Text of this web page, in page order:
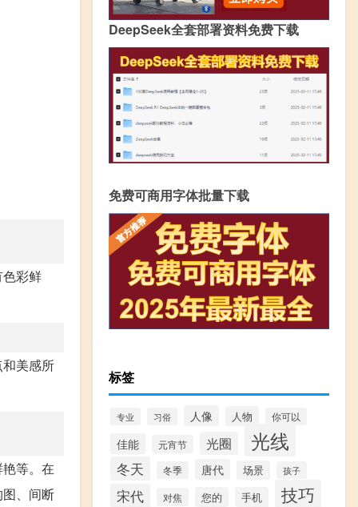
彩鲜
美感所
等。在
、间断
DeepSeek全套部署资料免费下载
免费可商用字体批量下载
标签
专业 习俗 人像 人物 你可以
佳能 元宵节 光圈 光线
冬天 冬季 唐代 场景 孩子
宋代 对焦 您的 手机 技巧